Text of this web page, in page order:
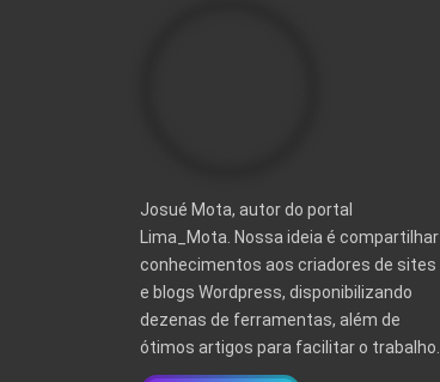
Josué Mota, autor do portal
Lima_Mota. Nossa ideia é compartilhar
conhecimentos aos criadores de sites
e blogs Wordpress, disponibilizando
dezenas de ferramentas, além de
ótimos artigos para facilitar o trabalho.